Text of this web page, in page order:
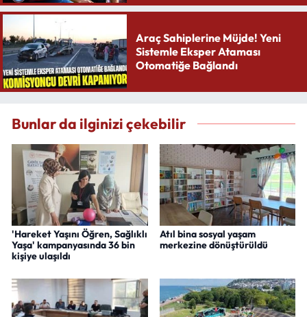
Araç Sahiplerine Müjde! Yeni
Sistemle Eksper Ataması
Otomatiğe Bağlandı
Bunlar da ilginizi çekebilir
'Hareket Yaşını Öğren, Sağlıklı
Yaşa' kampanyasında 36 bin
kişiye ulaşıldı
Atıl bina sosyal yaşam
merkezine dönüştürüldü